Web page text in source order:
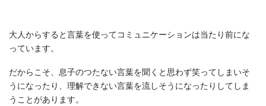
大人からすると言葉を使ってコミュニケーションは当たり前にな
っています。
だからこそ、息子のつたない言葉を聞くと思わず笑ってしまいそ
うになったり、理解できない言葉を流しそうになったりしてしま
うことがあります。